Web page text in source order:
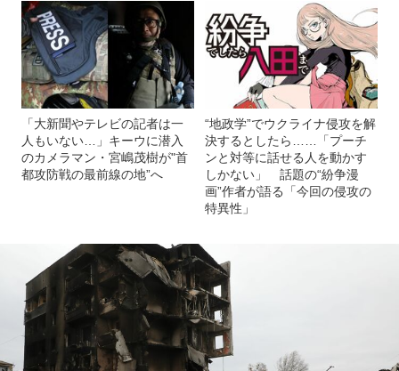
「大新聞やテレビの記者は一
人もいない…」キーウに潜入
のカメラマン・宮嶋茂樹が"首
都攻防戦の最前線の地”へ
“地政学”でウクライナ侵攻を解
決するとしたら……「プーチ
ンと対等に話せる人を動かす
しかない」 話題の“紛争漫
画”作者が語る「今回の侵攻の
特異性」